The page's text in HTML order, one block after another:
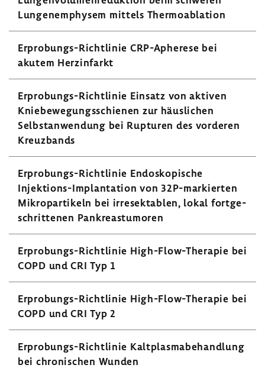
Lungen­em­physem mittels Ther­mo­ab­la­tion
Erprobungs-​Richtlinie CRP-​Apherese bei
akutem Herz­in­farkt
Erprobungs-​Richtlinie Einsatz von aktiven
Knie­be­we­gungs­schienen zur häus­li­chen
Selbst­an­wen­dung bei Rupturen des vorderen
Kreuz­bands
Erprobungs-​Richtlinie Endo­sko­pi­sche
Injektions-​Implantation von 32P-​markierten
Mikro­par­ti­keln bei irre­sek­ta­blen, lokal fort­ge­
schrit­tenen Pankre­as­tu­moren
Erprobungs-​Richtlinie High-​Flow-Therapie bei
COPD und CRI Typ 1
Erprobungs-​Richtlinie High-​Flow-Therapie bei
COPD und CRI Typ 2
Erprobungs-​Richtlinie Kalt­plas­ma­be­hand­lung
bei chro­ni­schen Wunden